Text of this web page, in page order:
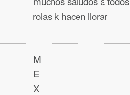
rolas k hacen llorar
M
E
X